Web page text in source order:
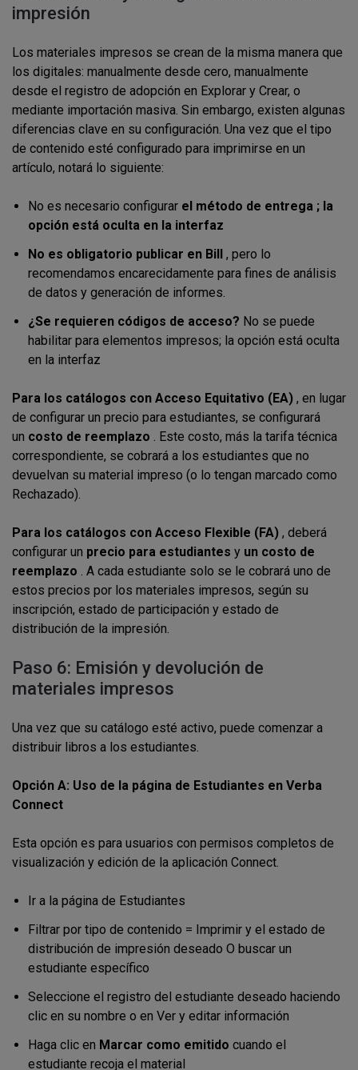
impresión
Los materiales impresos se crean de la misma manera que
los digitales: manualmente desde cero, manualmente
desde el registro de adopción en Explorar y Crear, o
mediante importación masiva. Sin embargo, existen algunas
diferencias clave en su configuración. Una vez que el tipo
de contenido esté configurado para imprimirse en un
artículo, notará lo siguiente:
No es necesario configurar el método de entrega ; la
opción está oculta en la interfaz
No es obligatorio publicar en Bill , pero lo
recomendamos encarecidamente para fines de análisis
de datos y generación de informes.
¿Se requieren códigos de acceso? No se puede
habilitar para elementos impresos; la opción está oculta
en la interfaz
Para los catálogos con Acceso Equitativo (EA) , en lugar
de configurar un precio para estudiantes, se configurará
un costo de reemplazo . Este costo, más la tarifa técnica
correspondiente, se cobrará a los estudiantes que no
devuelvan su material impreso (o lo tengan marcado como
Rechazado).
Para los catálogos con Acceso Flexible (FA) , deberá
configurar un precio para estudiantes y un costo de
reemplazo . A cada estudiante solo se le cobrará uno de
estos precios por los materiales impresos, según su
inscripción, estado de participación y estado de
distribución de la impresión.
Paso 6: Emisión y devolución de
materiales impresos
Una vez que su catálogo esté activo, puede comenzar a
distribuir libros a los estudiantes.
Opción A: Uso de la página de Estudiantes en Verba
Connect
Esta opción es para usuarios con permisos completos de
visualización y edición de la aplicación Connect.
Ir a la página de Estudiantes
Filtrar por tipo de contenido = Imprimir y el estado de
distribución de impresión deseado O buscar un
estudiante específico
Seleccione el registro del estudiante deseado haciendo
clic en su nombre o en Ver y editar información
Haga clic en Marcar como emitido cuando el
estudiante recoja el material